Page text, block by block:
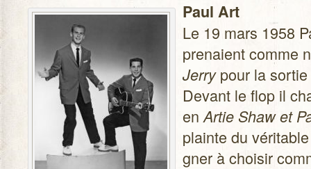
Paul Art
Le 19 mars 1958
pre­naient comme
Jerrypour la sor­tie
Devant le flop il
en Artie Shaw et
plainte du
gner à choi­sir